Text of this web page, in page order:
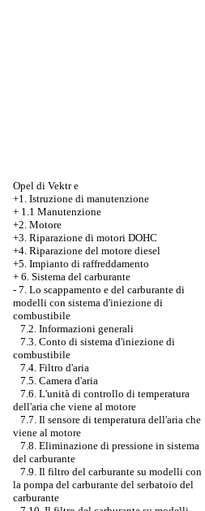
Opel di Vektr e
+1. Istruzione di manutenzione
+ 1.1 Manutenzione
+2. Motore
+3. Riparazione di motori DOHC
+4. Riparazione del motore diesel
+5. Impianto di raffreddamento
+ 6. Sistema del carburante
- 7. Lo scappamento e del carburante di
modelli con sistema d'iniezione di
combustibile
7.2. Informazioni generali
7.3. Conto di sistema d'iniezione di
combustibile
7.4. Filtro d'aria
7.5. Camera d'aria
7.6. L'unità di controllo di temperatura
dell'aria che viene al motore
7.7. Il sensore di temperatura dell'aria che
viene al motore
7.8. Eliminazione di pressione in sistema
del carburante
7.9. Il filtro del carburante su modelli con
la pompa del carburante del serbatoio del
carburante